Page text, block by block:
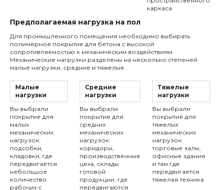
каркаса
Предполагаемая нагрузка на пол
Для промышленного помещения необходимо выбирать
полимерное покрытие для бетона с высокой
сопротивляемостью к механическим воздействиям.
Механические нагрузки разделены на несколько степеней:
малые нагрузки, средние и тяжелые.
Малые
нагрузки
Вы выбрали
покрытие для
малых
механических
нагрузок:
подсобки,
кладовки, где
передвигается
небольшое
количество
рабочих с
Средние
нагрузки
Вы выбрали
покрытие для
средних
механических
нагрузок:
коридоры,
производственные
цеха, склады
готовой
продукции, где
передвигаются
Тяжелые
нагрузки
Вы выбрали
покрытие для
тяжелых
механических
нагрузок:
торговые залы,
офисные здания
и там где
передвигается
тяжелая техника